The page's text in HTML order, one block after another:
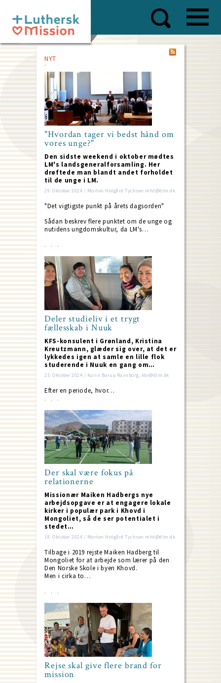
main
content
NYT
"Hvordan tager vi bedst hånd om
vores unge?"
Den sidste weekend i oktober mødtes
LM's landsgeneralforsamling. Her
drøftede man blandt andet forholdet
til de unge i LM.
29. Oktober 2024 / Morten Holgård Tychsen mht@dlm.dk
"Det vigtigste punkt på årets dagsorden"
Sådan beskrev flere punktet om de unge og
nutidens ungdomskultur, da LM's…
Deler studieliv i et trygt
fællesskab i Nuuk
KFS-konsulent i Grønland, Kristina
Kreutzmann, glæder sig over, at det er
lykkedes igen at samle en lille flok
studerende i Nuuk en gang om…
25. Oktober 2024 / Karin Borup Ravnborg; kbr@dlm.dk
Efter en periode, hvor…
Der skal være fokus på
relationerne
Missionær Maiken Hadbergs nye
arbejdsopgave er at engagere lokale
kirker i populær park i Khovd i
Mongoliet, så de ser potentialet i
stedet…
18. Oktober 2024 / Morten Holgård Tychsen mht@dlm.dk
Tilbage i 2019 rejste Maiken Hadberg til
Mongoliet for at arbejde som lærer på den
Den Norske Skole i byen Khovd.
Men i cirka to…
Rejse skal give flere brand for
mission